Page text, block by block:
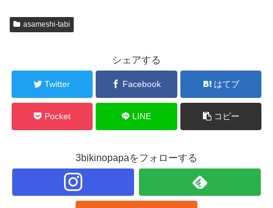
asameshi-tabi
シェアする
Twitter Facebook はてブ
Pocket LINE コピー
3bikinopapaをフォローする